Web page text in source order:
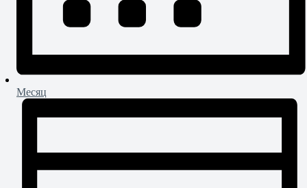
Месяц